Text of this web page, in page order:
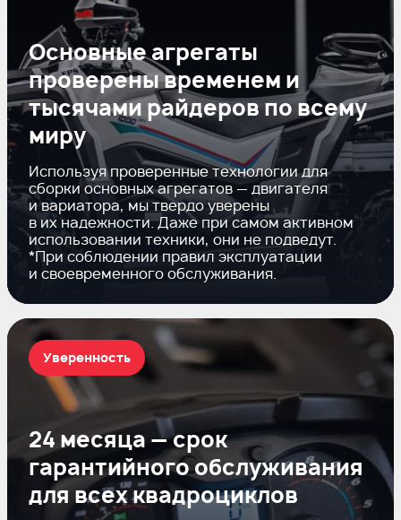
Основные агрегаты
проверены временем и
тысячами райдеров по всему
миру
Используя проверенные технологии для
сборки основных агрегатов — двигателя
и вариатора, мы твердо уверены
в их надежности. Даже при самом активном
использовании техники, они не подведут.
*При соблюдении правил эксплуатации
и своевременного обслуживания.
24 месяца — срок
гарантийного обслуживания
для всех квадроциклов
Уверенность